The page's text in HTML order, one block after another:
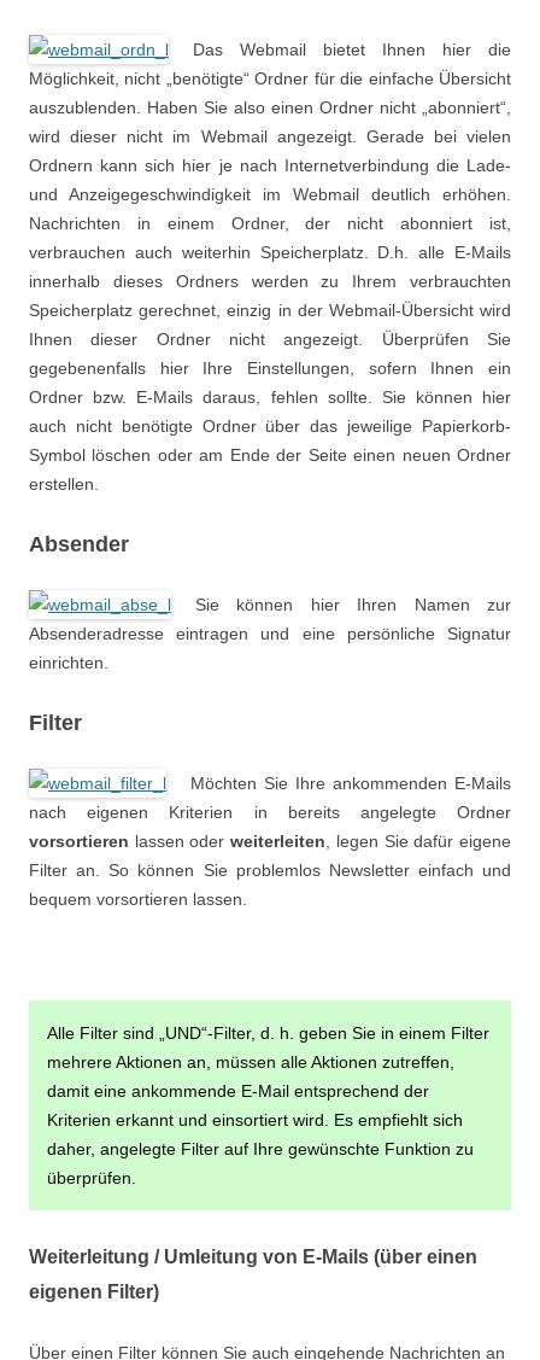
Das Webmail bietet Ihnen hier die
Möglichkeit, nicht „benötigte“ Ordner für die einfache Übersicht
auszublenden. Haben Sie also einen Ordner nicht „abonniert“,
wird dieser nicht im Webmail angezeigt. Gerade bei vielen
Ordnern kann sich hier je nach Internetverbindung die Lade-
und Anzeigegeschwindigkeit im Webmail deutlich erhöhen.
Nachrichten in einem Ordner, der nicht abonniert ist,
verbrauchen auch weiterhin Speicherplatz. D.h. alle E-Mails
innerhalb dieses Ordners werden zu Ihrem verbrauchten
Speicherplatz gerechnet, einzig in der Webmail-Übersicht wird
Ihnen dieser Ordner nicht angezeigt. Überprüfen Sie
gegebenenfalls hier Ihre Einstellungen, sofern Ihnen ein
Ordner bzw. E-Mails daraus, fehlen sollte. Sie können hier
auch nicht benötigte Ordner über das jeweilige Papierkorb-
Symbol löschen oder am Ende der Seite einen neuen Ordner
erstellen.
Absender
Sie können hier Ihren Namen zur
Absenderadresse eintragen und eine persönliche Signatur
einrichten.
Filter
Möchten Sie Ihre ankommenden E-Mails
nach eigenen Kriterien in bereits angelegte Ordner
vorsortieren lassen oderweiterleiten , legen Sie dafür eigene
Filter an. So können Sie problemlos Newsletter einfach und
bequem vorsortieren lassen.
Alle Filter sind „UND“-Filter, d. h. geben Sie in einem Filter
mehrere Aktionen an, müssen alle Aktionen zutreffen,
damit eine ankommende E-Mail entsprechend der
Kriterien erkannt und einsortiert wird. Es empfiehlt sich
daher, angelegte Filter auf Ihre gewünschte Funktion zu
überprüfen.
Weiterleitung / Umleitung von E-Mails (über einen
eigenen Filter)
Über einen Filter können Sie auch eingehende Nachrichten an